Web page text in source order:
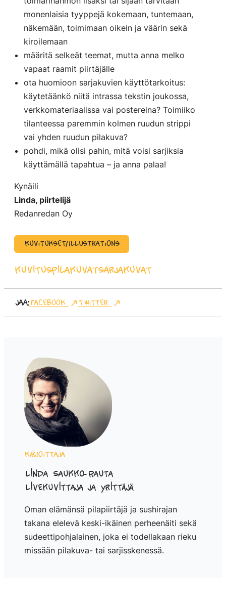
monenlaisia tyyppejä kokemaan, tuntemaan,
näkemään, toimimaan oikein ja väärin sekä
kiroilemaan
määritä selkeät teemat, mutta anna melko
vapaat raamit piirtäjälle
ota huomioon sarjakuvien käyttötarkoitus:
käytetäänkö niitä intrassa tekstin joukossa,
verkkomateriaalissa vai postereina? Toimiiko
tilanteessa paremmin kolmen ruudun strippi
vai yhden ruudun pilakuva?
pohdi, mikä olisi pahin, mitä voisi sarjiksia
käyttämällä tapahtua – ja anna palaa!
Kynäili
Linda, piirtelijä
Redanredan Oy
Kuvitukset/Illustrations
kuvituspilakuvatsarjakuvat
Jaa:Facebook Twitter
Kirjoittaja
Linda Saukko-Rauta
Livekuvittaja ja yrittäjä
Oman elämänsä pilapiirtäjä ja sushirajan
takana elelevä keski-ikäinen perheenäiti sekä
sudeettipohjalainen, joka ei todellakaan rieku
missään pilakuva- tai sarjisskenessä.